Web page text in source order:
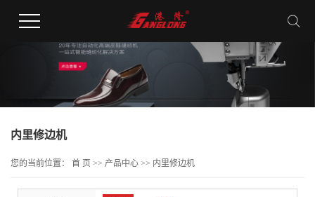
内里修边机
您的当前位置： 首 页 >> 产品中心 >> 内里修边机